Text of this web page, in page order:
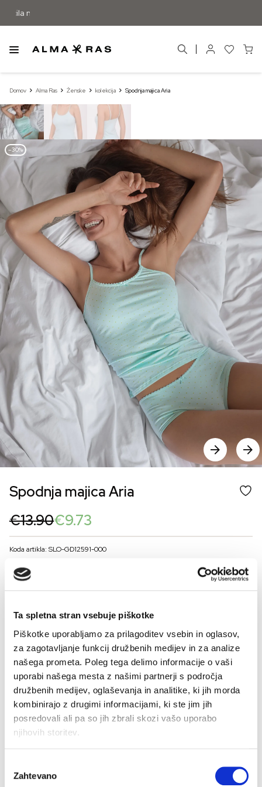
Ta spletna stran vsebuje piškotke
Piškotke uporabljamo za prilagoditev vsebin in oglasov,
za zagotavljanje funkcij družbenih medijev in za analize
našega prometa. Poleg tega delimo informacije o vaši
uporabi našega mesta z našimi partnerji s področja
družbenih medijev, oglaševanja in analitike, ki jih morda
kombinirajo z drugimi informacijami, ki ste jim jih
posredovali ali pa so jih zbrali skozi vašo uporabo
njihovih storitev.
soglasja
Zahtevano
Domov Alma Ras Ženske kolekcija Spodnja majica Aria
–30%
Spodnja majica Aria
€13.90
Original
price
was:
€9.73
Current
price
is:
Koda artikla: SLO-GD12591-000
BARVE
VELIKOST
36 38 40 42 44 46
Kalkulator velikosti
- + DODAJ V KOŠARICO